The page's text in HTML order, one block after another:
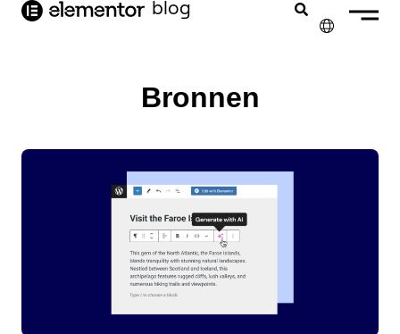
blog
DEUTSCH
PORTUGUÊS
Bronnen